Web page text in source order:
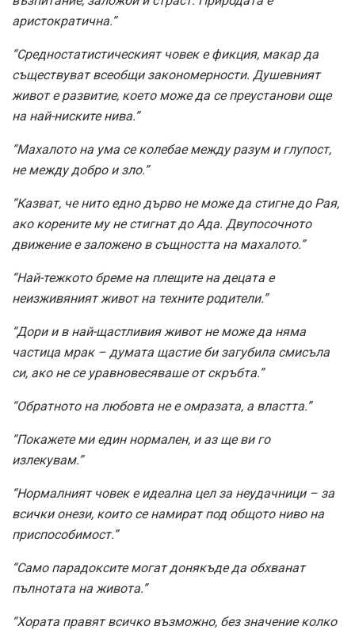
аристократична.”
“Средностатистическият човек е фикция, макар да
съществуват всеобщи закономерности. Душевният
живот е развитие, което може да се преустанови още
на най-ниските нива.”
“Махалото на ума се колебае между разум и глупост,
не между добро и зло.”
“Казват, че нито едно дърво не може да стигне до Рая,
ако корените му не стигнат до Ада. Двупосочното
движение е заложено в същността на махалото.”
“Най-тежкото бреме на плещите на децата е
неизживяният живот на техните родители.”
“Дори и в най-щастливия живот не може да няма
частица мрак – думата щастие би загубила смисъла
си, ако не се уравновесяваше от скръбта.”
“Обратното на любовта не е омразата, а властта.”
“Покажете ми един нормален, и аз ще ви го
излекувам.”
“Нормалният човек е идеална цел за неудачници – за
всички онези, които се намират под общото ниво на
приспособимост.”
“Само парадоксите могат донякъде да обхванат
пълнотата на живота.”
“Хората правят всичко възможно, без значение колко